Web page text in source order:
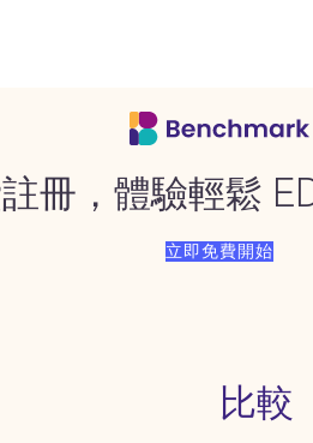
冊，體驗輕鬆
立即免費開始
比較